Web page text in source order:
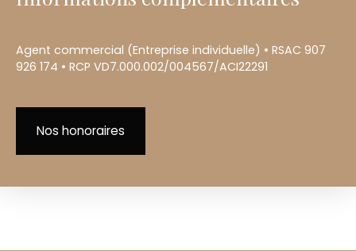
Agent commercial (Entreprise individuelle) • RSAC 907
926 174 • RCP VD7.000.002/004567/ACI22291
Nos honoraires